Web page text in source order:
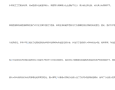
作和施工工艺要求较高，机械连接件性能差异较大，钢套筒与钢棒镦头往往接触不充分，镦头被过早拉脱，成为受力的薄弱环节。
焊缝连接和机械连接两种连接方式只在桩周外围进行连接，采用主流的超声透射法无法准确检测出预制桩的完整性，因此，国内外学
与桩身接近。李伟兴等 4 提出了在管桩接桩处焊接外贴钢板的改进型连接方法，并进行了连接接头试件的抗拉试验，结果表明，改进
等 6 对采用内扣式机械连接的预应力混凝土方桩进行了抗拉试验研究，指出预应力钢棒镦头和端板的连接是抗拔方桩的薄弱环节，增
接头试件均具有较好的抗弯承载性能和变形延性。路林海等 8 对承插式预制方桩接头进行了抗弯试验和数值模拟，推导了方桩接头受